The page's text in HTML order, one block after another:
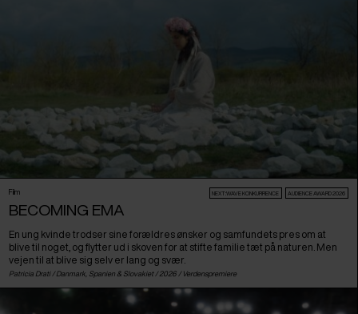
Film NEXT:WAVE KONKURRENCE AUDIENCE AWARD 2026
BECOMING EMA
En ung kvinde trodser sine forældres ønsker og samfundets pres om at
blive til noget, og flytter ud i skoven for at stifte familie tæt på naturen. Men
vejen til at blive sig selv er lang og svær.
Patricia Drati / Danmark Spanien & Slovakiet/ 2026 / Verdenspremiere